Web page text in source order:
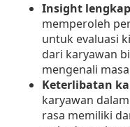
Insight lengkap
memperoleh
untuk evaluasi
dari karyawan
mengenali
Keterlibatan
karyawan
rasa memiliki